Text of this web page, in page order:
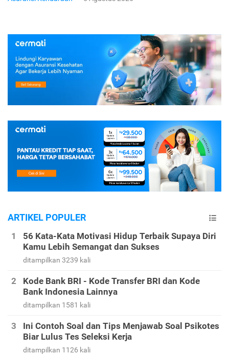
ARTIKEL POPULER
56 Kata-Kata Motivasi Hidup Terbaik Supaya Diri
Kamu Lebih Semangat dan Sukses
ditampilkan 3239 kali
Kode Bank BRI - Kode Transfer BRI dan Kode
Bank Indonesia Lainnya
ditampilkan 1581 kali
Ini Contoh Soal dan Tips Menjawab Soal Psikotes
Biar Lulus Tes Seleksi Kerja
ditampilkan 1126 kali